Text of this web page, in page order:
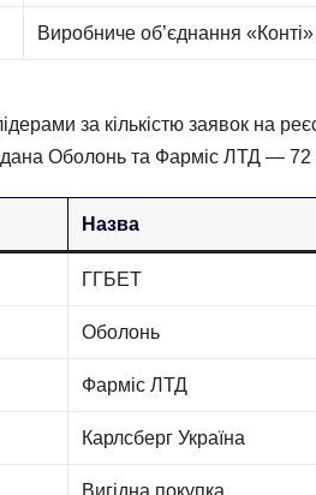
Виробниче об’єднання «Конті»
за кількістю заявок на
Оболонь та Фарміс ЛТД — 72
Назва
ГГБЕТ
Оболонь
Фарміс ЛТД
Карлсберг Україна
Вигідна покупка